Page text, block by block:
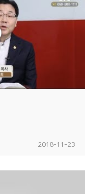
2018-11-23